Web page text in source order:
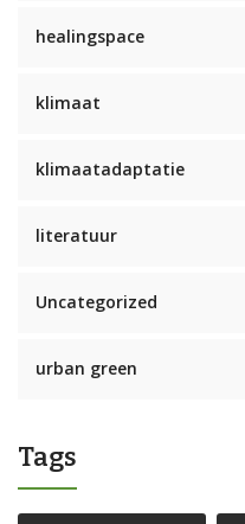
healingspace
klimaat
klimaatadaptatie
literatuur
Uncategorized
urban green
Tags